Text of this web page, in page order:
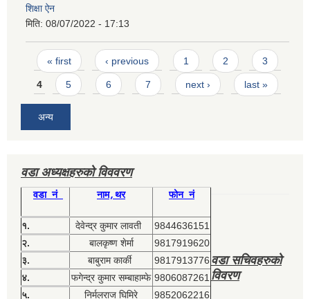
शिक्षा ऐन
मिति: 08/07/2022 - 17:13
Pages
« first ‹ previous 1 2 3
4 5 6 7 next › last »
अन्य
वडा अध्यक्षहरुको विववरण
वडा नं नाम,थर फोन नं
१. देवेन्द्र कुमार लावती
9844636151
२.
बालकृष्ण शेर्मा
9817919620
३.
बाबुराम कार्की
9817913776
४.
फगेन्द्र कुमार सम्बाहाम्फे 9806087261
५.
निर्मलराज घिमिरे 9852062216
वडा सचिवहरुको
विवरण